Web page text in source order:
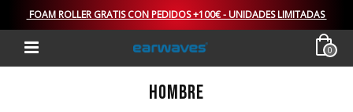
FOAM ROLLER GRATIS CON PEDIDOS +100€ - UNIDADES LIMITADAS
0
Hombre